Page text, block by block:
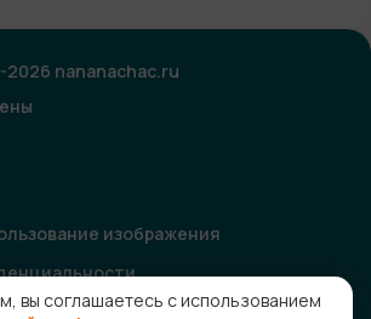
nananachac.ru
изображения
рекламной и информационной
вы соглашаетесь с использованием